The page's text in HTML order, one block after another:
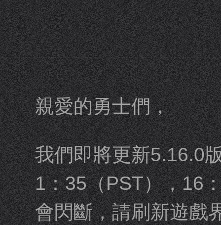
親愛的勇士們，
我們即將更新5.16.0
1：35（PST），16
會閃斷，請刷新遊戲